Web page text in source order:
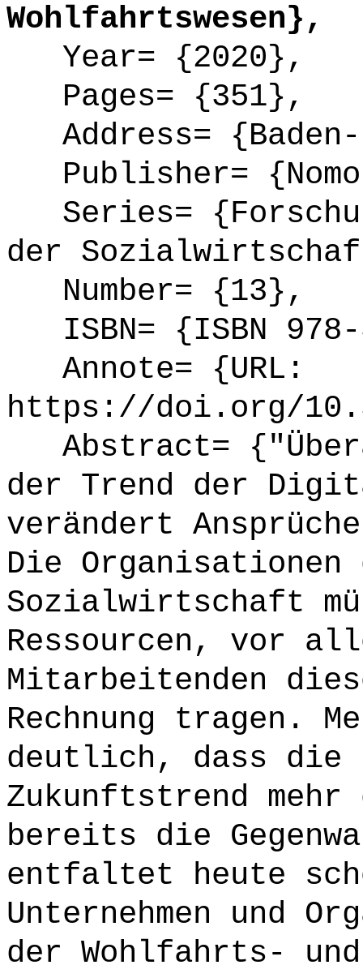
Wohlfahrtswesen},
Year= {2020},
Pages= {351},
Address= {Baden-
Publisher=
Series=
der
Number= {13},
ISBN= {ISBN
Annote= {URL:
https://doi.org/
Abstract=
der Trend der
verändert
Die
Sozialwirtschaft
Ressourcen, vor
Mitarbeitenden
Rechnung tragen.
deutlich, dass die
Zukunftstrend
bereits die
entfaltet heute
Unternehmen und
der Wohlfahrts-